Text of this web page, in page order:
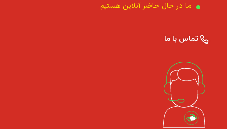
ما در حال حاضر آنلاین هستیم
تماس با ما